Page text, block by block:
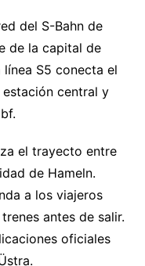
del S-Bahn de
de la capital de
línea S5 conecta el
central y
el trayecto entre
de Hameln.
a los viajeros
antes de salir.
oficiales